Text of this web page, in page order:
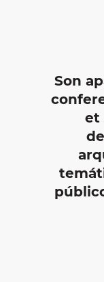
Son
et